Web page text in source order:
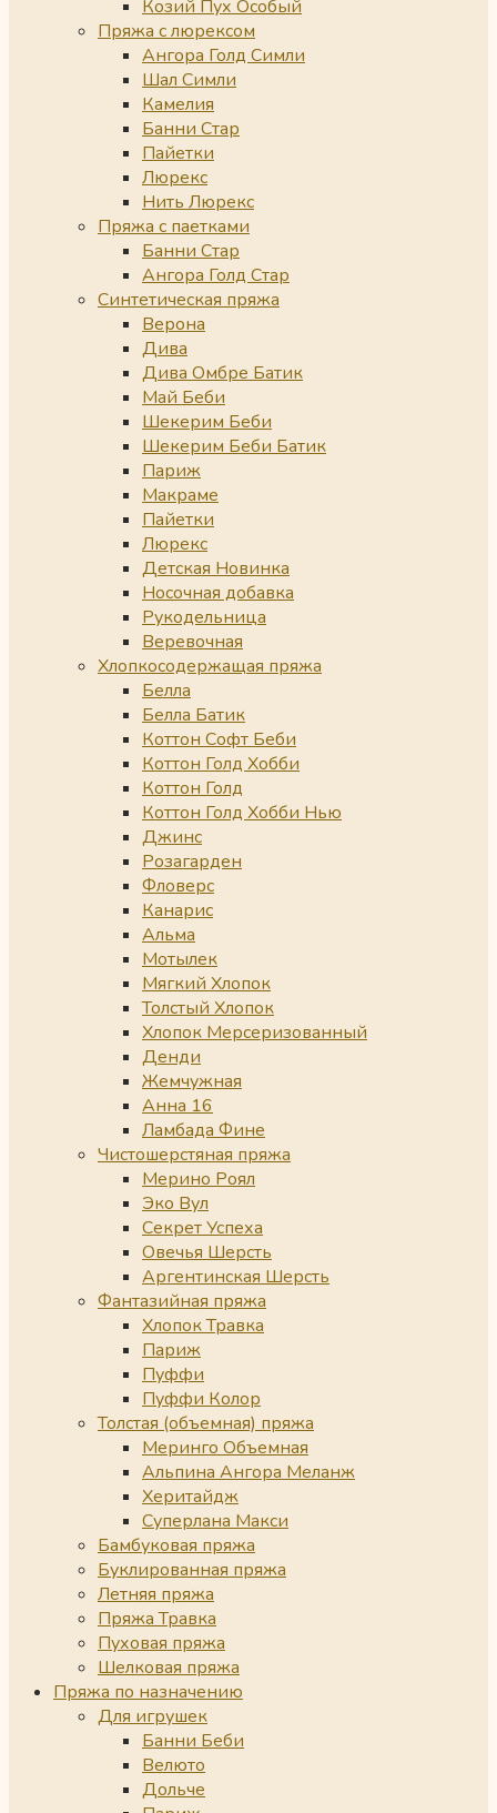
Козий Пух Особый
Пряжа с люрексом
Ангора Голд Симли
Шал Симли
Камелия
Банни Стар
Пайетки
Люрекс
Нить Люрекс
Пряжа с паетками
Банни Стар
Ангора Голд Стар
Синтетическая пряжа
Верона
Дива
Дива Омбре Батик
Май Беби
Шекерим Беби
Шекерим Беби Батик
Париж
Макраме
Пайетки
Люрекс
Детская Новинка
Носочная добавка
Рукодельница
Веревочная
Хлопкосодержащая пряжа
Белла
Белла Батик
Коттон Софт Беби
Коттон Голд Хобби
Коттон Голд
Коттон Голд Хобби Нью
Джинс
Розагарден
Фловерс
Канарис
Альма
Мотылек
Мягкий Хлопок
Толстый Хлопок
Хлопок Мерсеризованный
Денди
Жемчужная
Анна 16
Ламбада Фине
Чистошерстяная пряжа
Мерино Роял
Эко Вул
Секрет Успеха
Овечья Шерсть
Аргентинская Шерсть
Фантазийная пряжа
Хлопок Травка
Париж
Пуффи
Пуффи Колор
Толстая (объемная) пряжа
Меринго Объемная
Альпина Ангора Меланж
Херитайдж
Суперлана Макси
Бамбуковая пряжа
Буклированная пряжа
Летняя пряжа
Пряжа Травка
Пуховая пряжа
Шелковая пряжа
Пряжа по назначению
Для игрушек
Банни Беби
Велюто
Дольче